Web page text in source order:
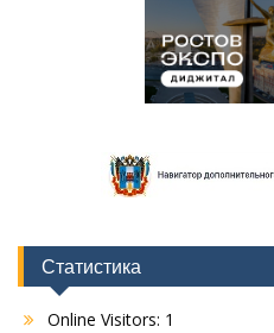
Статистика
Online Visitors: 1